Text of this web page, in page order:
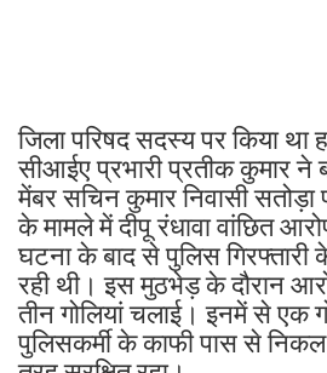
जिला परिषद सदस्य पर किया था
सीआईए प्रभारी प्रतीक कुमार ने
मेंबर सचिन कुमार निवासी
के मामले में दीपू रंधावा वांछित
घटना के बाद से पुलिस गिरफ्तारी
रही थी। इस मुठभेड़ के दौरान
तीन गोलियां चलाई। इनमें से एक
पुलिसकर्मी के काफी पास से निकल